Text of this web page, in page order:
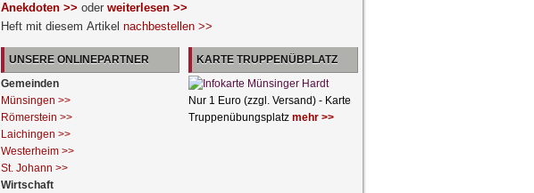
Anekdoten >> oder weiterlesen >>
Heft mit diesem Artikel nachbestellen >>
UNSERE ONLINEPARTNER
Gemeinden
Münsingen >>
Römerstein >>
Laichingen >>
Westerheim >>
St. Johann >>
Wirtschaft
KARTE TRUPPENÜBPLATZ
Nur 1 Euro (zzgl. Versand) - Karte
Truppenübungsplatz mehr >>